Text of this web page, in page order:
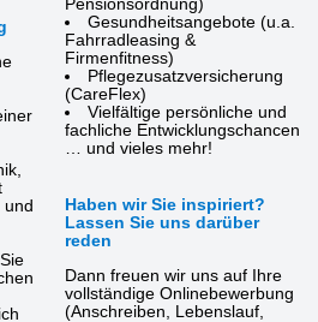
und
Gesundheitsangebote (u.a.
Fahrradleasing &
Firmenfitness)
Pflegezusatzversicherung
(CareFlex)
Vielfältige persönliche und
fachliche Entwicklungschancen
… und vieles mehr!
Haben wir Sie inspiriert?
Lassen Sie uns darüber
reden
Dann freuen wir uns auf Ihre
vollständige Onlinebewerbung
(Anschreiben, Lebenslauf,